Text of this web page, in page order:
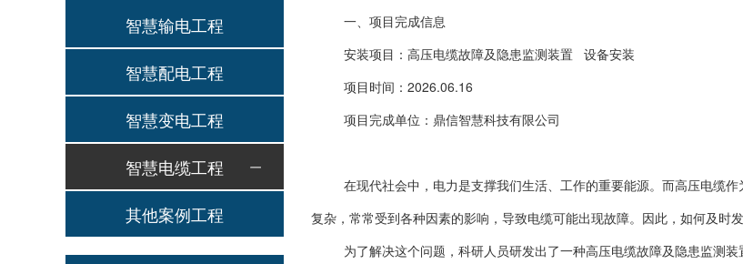
智慧输电工程
智慧配电工程
智慧变电工程
智慧电缆工程
其他案例工程
一、项目完成信息
安装项目：高压电缆故障及隐患监测装置 设备安装
项目时间：2026.06.16
项目完成单位：鼎信智慧科技有限公司
在现代社会中，电力是支撑我们生活、工作的重要能源。而高压电缆
复杂，常常受到各种因素的影响，导致电缆可能出现故障。因此，如何及时
为了解决这个问题，科研人员研发出了一种高压电缆故障及隐患监测